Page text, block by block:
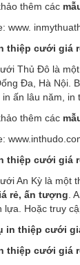
thêm các
www.
thiệp cưới giá
Thủ Đô là
Đa, Hà Nội.
in ấn lâu năm,
thêm các
thiệp cưới giá
An Kỳ là một
rẻ, ấn tượng .
lựa. Hoặc truy
in thiệp cưới
thiệp cưới giá